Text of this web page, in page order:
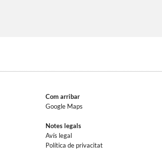
Com arribar
Google Maps
Notes legals
Avís legal
Política de privacitat